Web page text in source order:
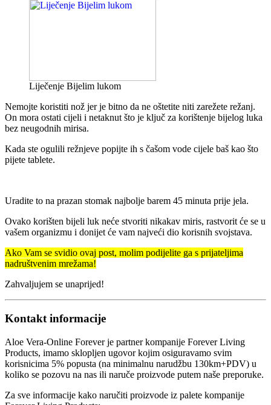
Liječenje Bijelim lukom
Nemojte koristiti nož jer je bitno da ne oštetite niti zarežete režanj.
On mora ostati cijeli i netaknut što je ključ za korištenje bijelog luka
bez neugodnih mirisa.
Kada ste ogulili režnjeve popijte ih s čašom vode cijele baš kao što
pijete tablete.
Uradite to na prazan stomak najbolje barem 45 minuta prije jela.
Ovako korišten bijeli luk neće stvoriti nikakav miris, rastvorit će se u
vašem organizmu i donijet će vam najveći dio korisnih svojstava.
Ako Vam se svidio ovaj post, molim podijelite ga s prijateljima
nadruštvenim mrežama!
Zahvaljujem se unaprijed!
Kontakt informacije
Aloe Vera-Online Forever je partner kompanije Forever Living
Products, imamo sklopljen ugovor kojim osiguravamo svim
korisnicima 5% popusta (na minimalnu narudžbu 130km+PDV) u
koliko se pozovu na nas ili naruče proizvode putem naše preporuke.
Za sve informacije kako naručiti proizvode iz palete kompanije